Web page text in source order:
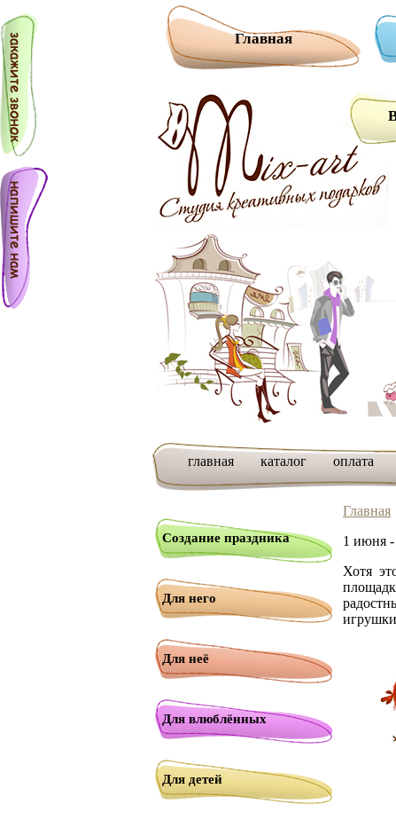
Главная
главная каталог оплата
Создание праздника
Для него
Для неё
Для влюблённых
Для детей
Главная
1 июня
Хотя
игрушки